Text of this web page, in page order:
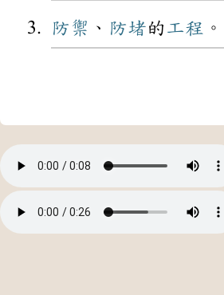
防禦 、 防堵的 工程 。